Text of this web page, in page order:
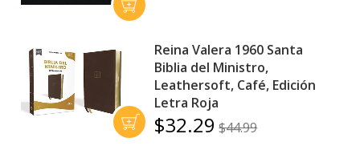
Reina Valera 1960 Santa
Biblia del Ministro,
Leathersoft, Café, Edición
Letra Roja
$32.29 $44.99